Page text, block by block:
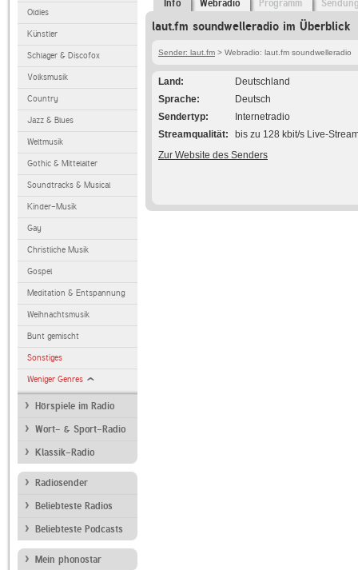
Oldies
Künstler
Schlager & Discofox
Volksmusik
Country
Jazz & Blues
Weltmusik
Gothic & Mittelalter
Soundtracks & Musical
Kinder-Musik
Gay
Christliche Musik
Gospel
Meditation & Entspannung
Weihnachtsmusik
Bunt gemischt
Sonstiges
Weniger Genres
Hörspiele im Radio
Wort- & Sport-Radio
Klassik-Radio
Radiosender
Beliebteste Radios
Beliebteste Podcasts
Mein phonostar
Info Webradio Programm
laut.fm soundwelleradio im Überblick
Sender: laut.fm > Webradio: laut.fm soundwelleradio
Land
Deutschland
Sprache
Deutsch
Sendertyp
Internetradio
Streamqualität
bis zu 128 kbit/s Live-
Zur Website des Senders